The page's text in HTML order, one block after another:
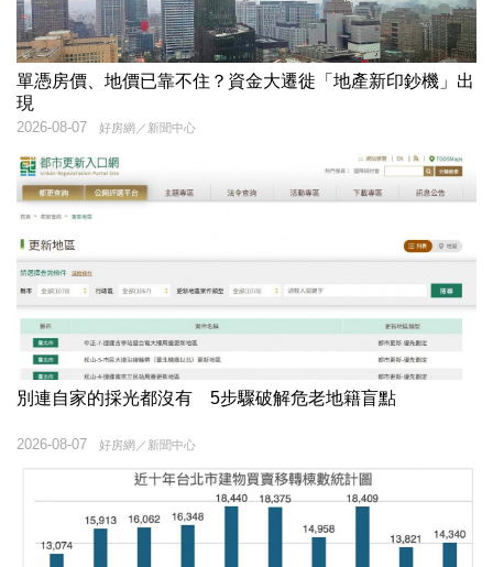
單憑房價、地價已靠不住？資金大遷徙「地產新印鈔機」出
現
好房網／新聞中心
2026-08-07
別連自家的採光都沒有 5步驟破解危老地籍盲點
好房網／新聞中心
2026-08-07